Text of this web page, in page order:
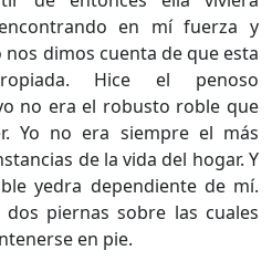
en mí fuerza y
dimos cuenta de que esta
Hice el penoso
no era el robusto roble que
Yo no era siempre el más
de la vida del hogar. Y
yedra dependiente de mí.
piernas sobre las cuales
en pie.